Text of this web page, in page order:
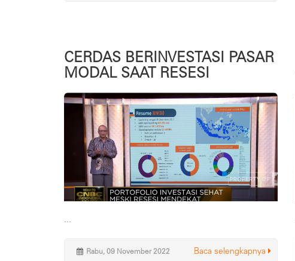
CERDAS BERINVESTASI PASAR
MODAL SAAT RESESI
...
Rabu, 09 November 2022 Baca selengkapnya